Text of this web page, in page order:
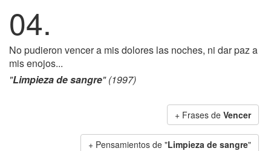
04.
No pudieron vencer a mis dolores las noches, ni dar paz a
mis enojos...
"Limpieza de sangre" (1997)
+ Frases de Vencer
+ Pensamientos de "Limpieza de sangre"